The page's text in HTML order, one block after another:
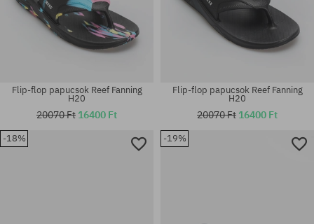
Elérhető méretek:
Elérhető méretek:
Flip-flop papucsok Reef Fanning
H20
20070 Ft 16400 Ft
Flip-flop papucsok Reef Fanning
H20
20070 Ft 16400 Ft
-18% -19%